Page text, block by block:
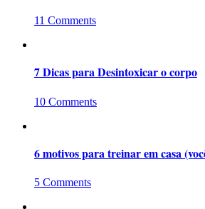
11 Comments
7 Dicas para Desintoxicar o corpo
10 Comments
6 motivos para treinar em casa
5 Comments